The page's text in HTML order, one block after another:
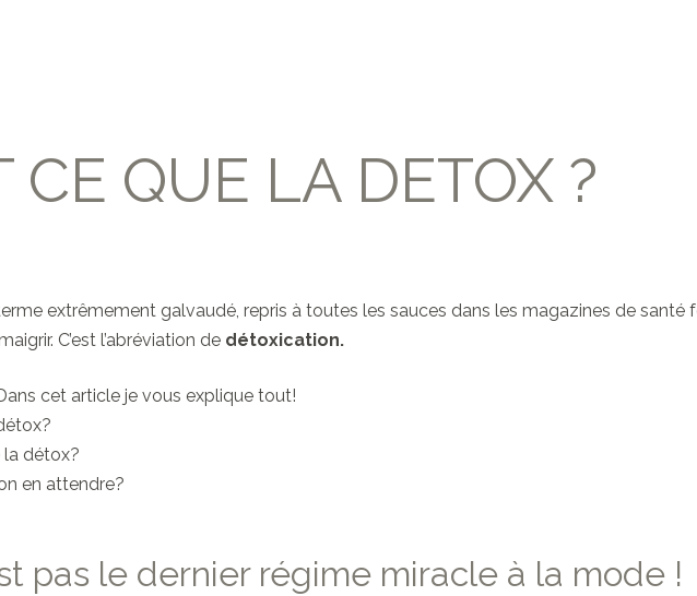
CE QUE LA DETOX ?
extrêmement galvaudé, repris à toutes les sauces dans les magazines de santé
C’est l’abréviation de détoxication.
cet article je vous explique tout!
détox?
en attendre?
pas le dernier régime miracle à la mode !